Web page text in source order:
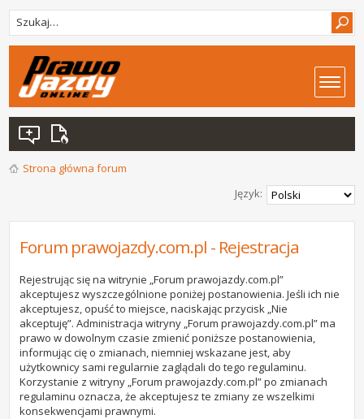
Strona główna forum
Język:
Forum prawojazdy.com.pl - Rejestracja
Rejestrując się na witrynie „Forum prawojazdy.com.pl”
akceptujesz wyszczególnione poniżej postanowienia. Jeśli ich nie
akceptujesz, opuść to miejsce, naciskając przycisk „Nie
akceptuję”. Administracja witryny „Forum prawojazdy.com.pl” ma
prawo w dowolnym czasie zmienić poniższe postanowienia,
informując cię o zmianach, niemniej wskazane jest, aby
użytkownicy sami regularnie zaglądali do tego regulaminu.
Korzystanie z witryny „Forum prawojazdy.com.pl” po zmianach
regulaminu oznacza, że akceptujesz te zmiany ze wszelkimi
konsekwencjami prawnymi.